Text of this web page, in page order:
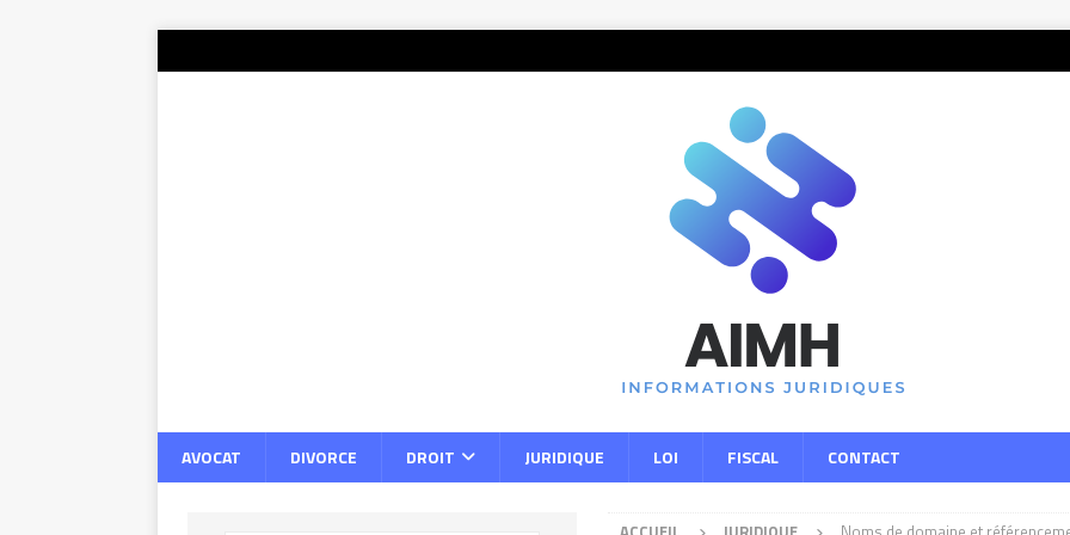
AVOCAT DIVORCE DROIT JURIDIQUE LOI FISCAL CONTACT